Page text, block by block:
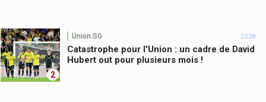
2
Union SG 20:28
Catastrophe pour l'Union : un cadre de David
Hubert out pour plusieurs mois !